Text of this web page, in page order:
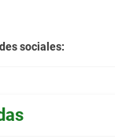
sociales: